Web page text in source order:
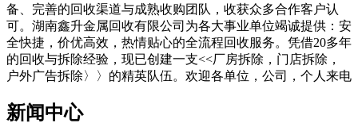
备、完善的回收渠道与成熟收购团队，收获众多合作客户认
可。湖南鑫升金属回收有限公司为各大事业单位竭诚提供：安
全快捷，价优高效，热情贴心的全流程回收服务。凭借20多年
的回收与拆除经验，现已创建一支<<厂房拆除，门店拆除，
户外广告拆除〉〉的精英队伍。欢迎各单位，公司，个人来电
新闻中心